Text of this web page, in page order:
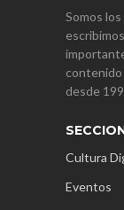
Somos
desde
Cultura
Eventos